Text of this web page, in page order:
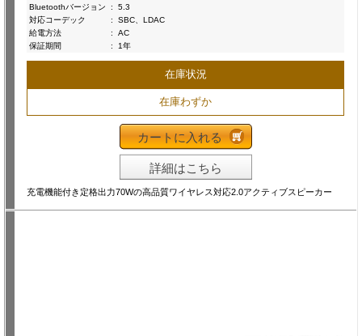
Bluetoothバージョン
:
5.3
対応コーデック
:
SBC、LDAC
給電方法
:
AC
保証期間
: 1年
在庫状況
在庫わずか
カートに入れる
詳細はこちら
充電機能付き定格出力70Wの高品質ワイヤレス対応2.0アクティブスピーカー